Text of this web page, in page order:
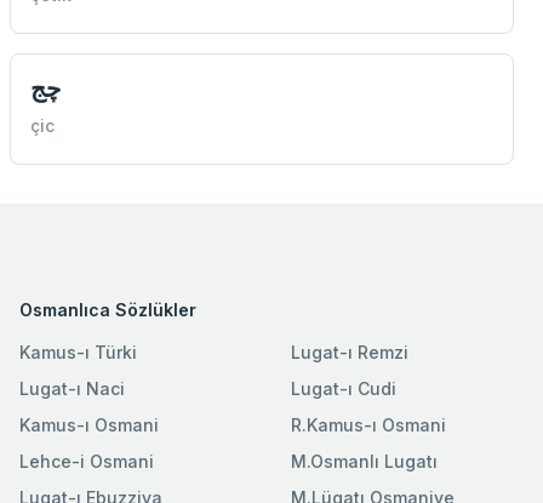
چج
çic
Osmanlıca Sözlükler
Kamus-ı Türki
Lugat-ı Naci
Kamus-ı Osmani
Lehce-i Osmani
Lugat-ı Ebuzziya
Lugat-ı Remzi
Lugat-ı Cudi
R.Kamus-ı Osmani
M.Osmanlı Lugatı
M.Lügatı Osmaniye